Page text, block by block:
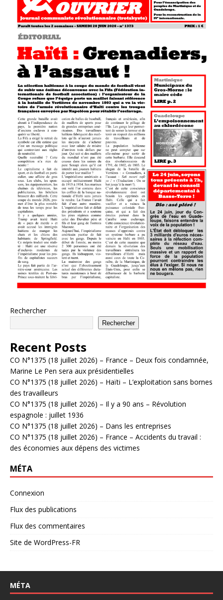
Rechercher
Rechercher
Recent Posts
CO N°1375 (18 juillet 2026) – France – Deux fois condamnée,
Marine Le Pen sera aux présidentielles
CO N°1375 (18 juillet 2026) – Haïti – L’exploitation sans bornes
des travailleurs
CO N°1375 (18 juillet 2026) – Il y a 90 ans – Révolution
espagnole : juillet 1936
CO N°1375 (18 juillet 2026) – Dans les entreprises
CO N°1375 (18 juillet 2026) – France – Accidents du travail :
des économies aux dépens des victimes
MÉTA
Connexion
Flux des publications
Flux des commentaires
Site de WordPress-FR
MÉTA